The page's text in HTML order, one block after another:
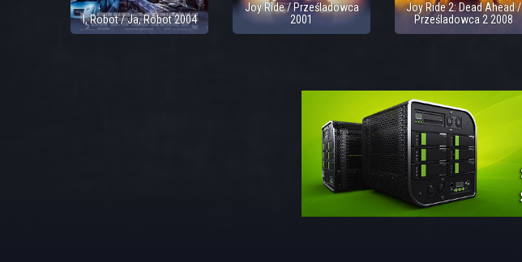
I, Robot / Ja, Robot 2004
Joy Ride / Prześladowca
2001
Joy Ride 2: Dead Ahead /
Prześladowca 2 2008